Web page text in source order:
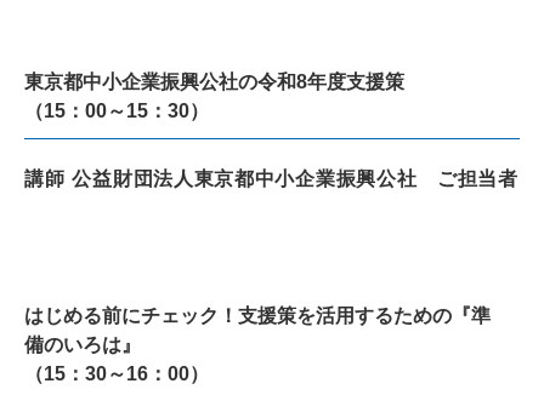
東京都中小企業振興公社の令和8年度支援策
（15：00～15：30）
講師 公益財団法人東京都中小企業振興公社 ご担当者
はじめる前にチェック！支援策を活用するための『準
備のいろは』
（15：30～16：00）